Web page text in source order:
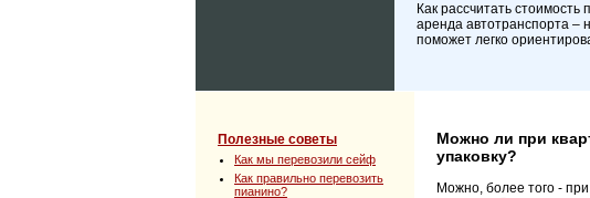
Как рассчитать стоимость
аренда автотранспорта –
поможет легко
Полезные советы
Как мы перевозили сейф
Как правильно перевозить
пианино?
Можно ли при
упаковку?
Можно, более того - при